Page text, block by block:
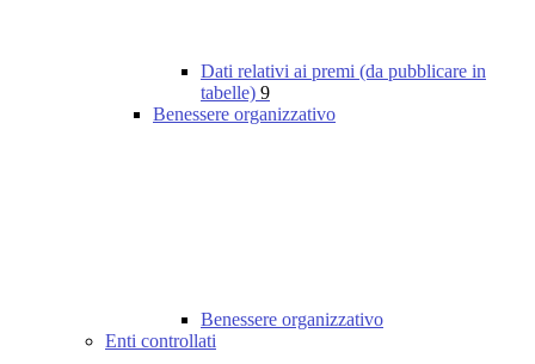
Dati relativi ai premi (da pubblicare in
tabelle) 9
Benessere organizzativo
Benessere organizzativo
Enti controllati